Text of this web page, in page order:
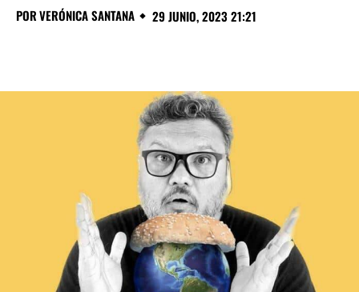
PORVERÓNICA SANTANA 29 JUNIO, 2023 21:21